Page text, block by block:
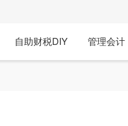
自助财税DIY 管理会计